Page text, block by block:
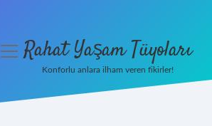
menüyüRahat Yaşam Tüyoları
Konforlu anlara ilham veren fikirler!